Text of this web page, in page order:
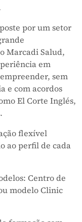
por um setor
Marcadi Salud,
em
sem
e com acordos
El Corte Inglés,
flexível
ao perfil de cada
Centro de
modelo Clinic